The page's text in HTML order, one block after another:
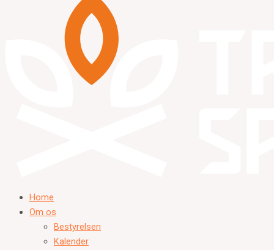
Home
Om os
Bestyrelsen
Kalender